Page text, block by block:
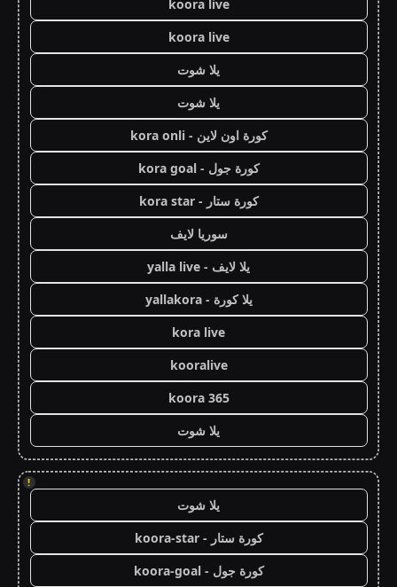
koora live
koora live
يلا شوت
يلا شوت
كورة اون لاين - kora onli
كورة جول - kora goal
كورة ستار - kora star
سوريا لايف
يلا لايف - yalla live
يلا كورة - yallakora
kora live
kooralive
koora 365
يلا شوت
!
يلا شوت
كورة ستار - koora-star
كورة جول - koora-goal